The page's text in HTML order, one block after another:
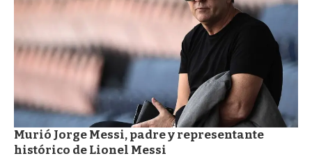
Murió Jorge Messi, padre y representante
histórico de Lionel Messi